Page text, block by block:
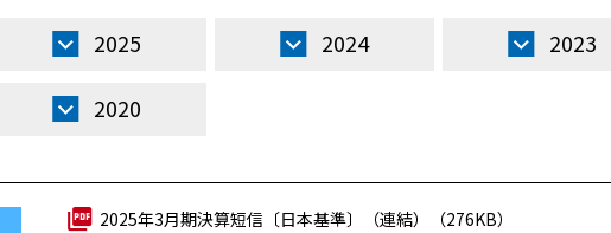
2025 2024 2023
2020
2025年3月期決算短信〔日本基準〕（連結）（276KB）